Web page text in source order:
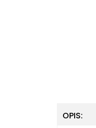
OPIS: